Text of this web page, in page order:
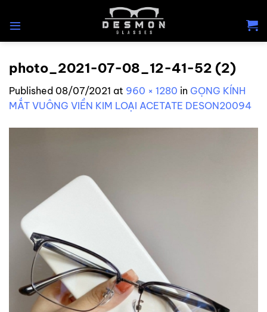
photo_2021-07-08_12-41-52 (2)
Published 08/07/2021 at 960 × 1280 in GỌNG KÍNH
MẮT VUÔNG VIỀN KIM LOẠI ACETATE DESON20094